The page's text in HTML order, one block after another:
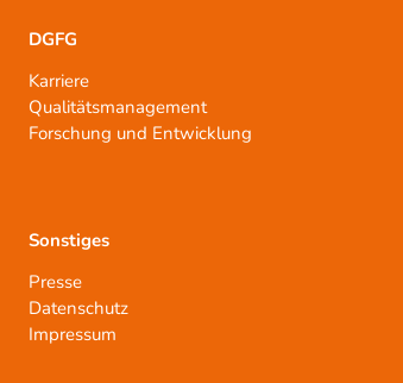
DGFG
Karriere
Qualitätsmanagement
Forschung und Entwicklung
Sonstiges
Presse
Datenschutz
Impressum